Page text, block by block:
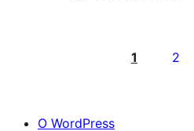
príspevkov
1 2
O WordPress